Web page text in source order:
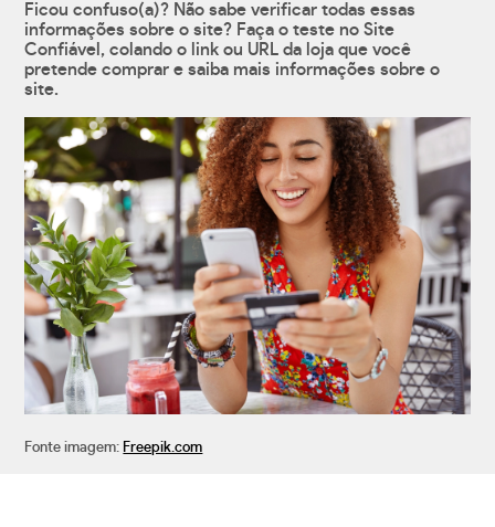
Ficou confuso(a)? Não sabe verificar todas essas
informações sobre o site? Faça o teste no Site
Confiável, colando o link ou URL da loja que você
pretende comprar e saiba mais informações sobre o
site.
Fonte imagem: Freepik.com